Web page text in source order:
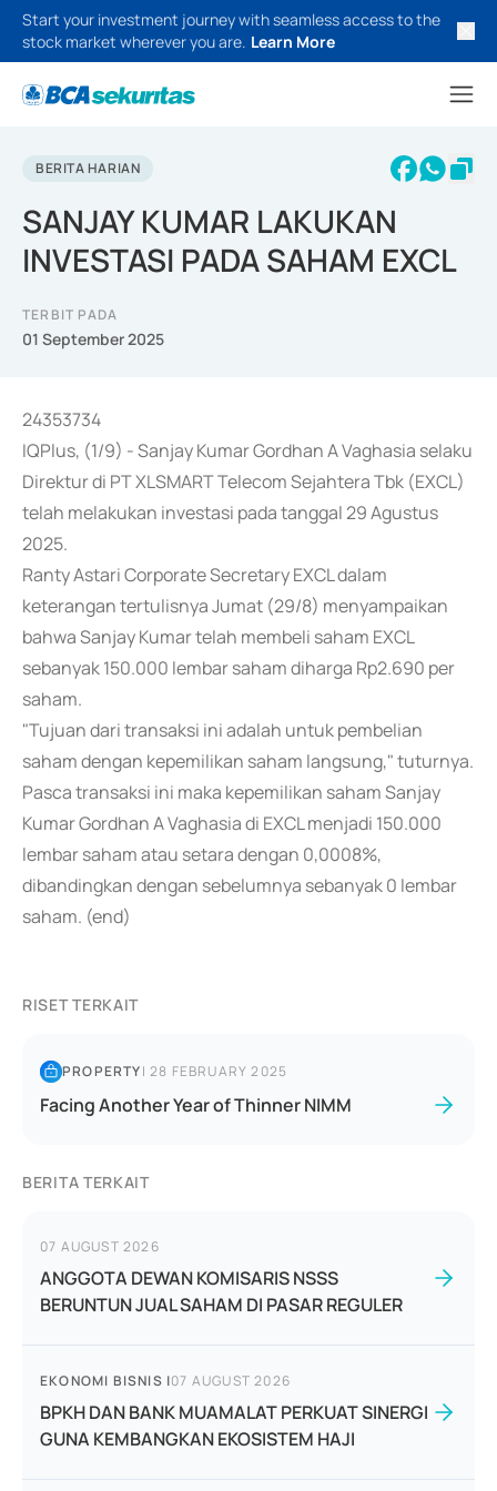
Start your investment journey with seamless access to the
stock market wherever you are. Learn More
BERITA HARIAN
SANJAY KUMAR LAKUKAN
INVESTASI PADA SAHAM EXCL
TERBIT PADA
01 September 2025
24353734
IQPlus, (1/9) - Sanjay Kumar Gordhan A Vaghasia selaku
Direktur di PT XLSMART Telecom Sejahtera Tbk (EXCL)
telah melakukan investasi pada tanggal 29 Agustus
2025.
Ranty Astari Corporate Secretary EXCL dalam
keterangan tertulisnya Jumat (29/8) menyampaikan
bahwa Sanjay Kumar telah membeli saham EXCL
sebanyak 150.000 lembar saham diharga Rp2.690 per
saham.
"Tujuan dari transaksi ini adalah untuk pembelian
saham dengan kepemilikan saham langsung," tuturnya.
Pasca transaksi ini maka kepemilikan saham Sanjay
Kumar Gordhan A Vaghasia di EXCL menjadi 150.000
lembar saham atau setara dengan 0,0008%,
dibandingkan dengan sebelumnya sebanyak 0 lembar
saham. (end)
RISET TERKAIT
PROPERTY|28 FEBRUARY 2025
Facing Another Year of Thinner NIMM
BERITA TERKAIT
07 AUGUST 2026
ANGGOTA DEWAN KOMISARIS NSSS
BERUNTUN JUAL SAHAM DI PASAR REGULER
EKONOMI BISNIS |07 AUGUST 2026
BPKH DAN BANK MUAMALAT PERKUAT SINERGI
GUNA KEMBANGKAN EKOSISTEM HAJI